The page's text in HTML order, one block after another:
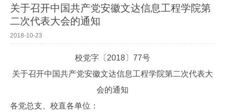
关于召开中国共产党安徽文达信息工程学院第
二次代表大会的通知
2018-10-23
校党字〔2018〕77号
关于召开中国共产党安徽文达信息工程学院第二次代表大
会的通知
各党总支、校直各单位：